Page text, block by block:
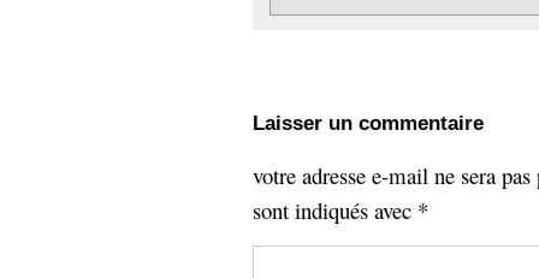
Laisser un commentaire
votre adresse e-mail ne sera
sont indiqués avec *